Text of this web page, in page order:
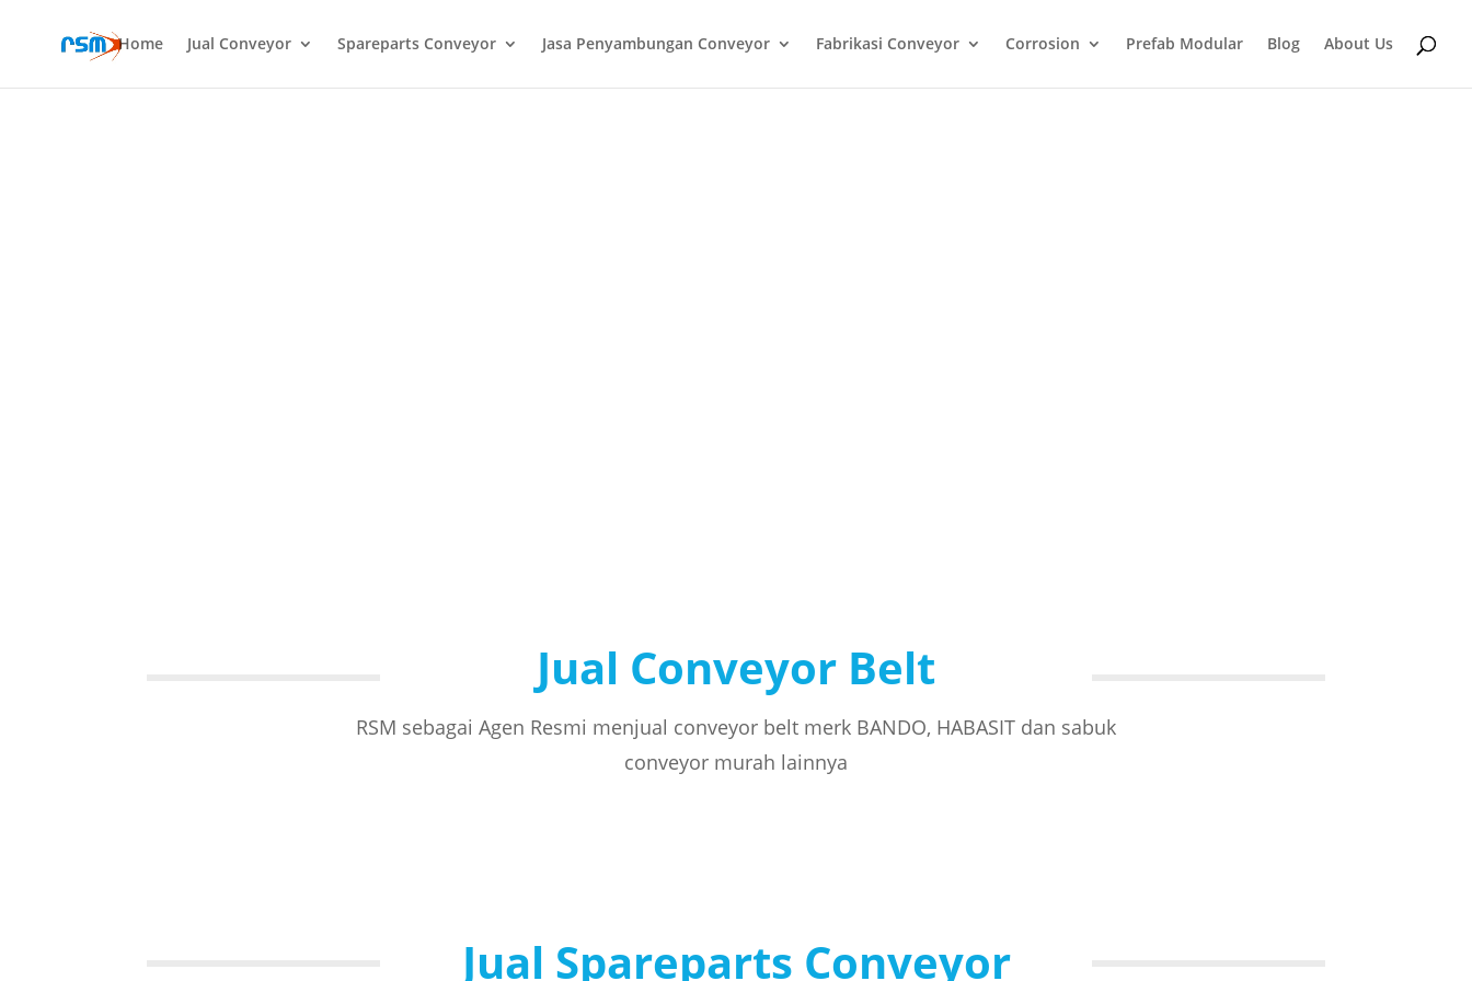
Home Jual Conveyor Spareparts Conveyor Jasa Penyambungan Conveyor Fabrikasi Conveyor Corrosion Prefab Modular Blog About Us
Jual Conveyor Belt
RSM sebagai Agen Resmi menjual conveyor belt merk BANDO, HABASIT dan sabuk
conveyor murah lainnya
Jual Spareparts Conveyor